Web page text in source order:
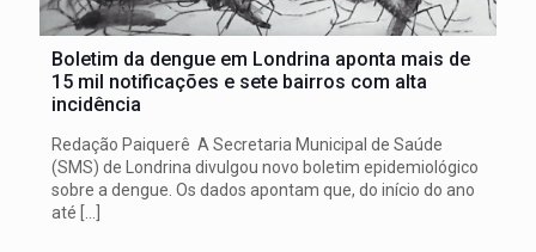
Boletim da dengue em Londrina aponta mais de
15 mil notificações e sete bairros com alta
incidência
Redação Paiquerê A Secretaria Municipal de Saúde
(SMS) de Londrina divulgou novo boletim epidemiológico
sobre a dengue. Os dados apontam que, do início do ano
até […]